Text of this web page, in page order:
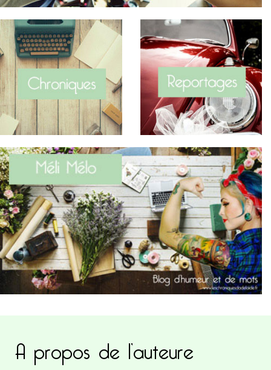
A propos de l’auteure